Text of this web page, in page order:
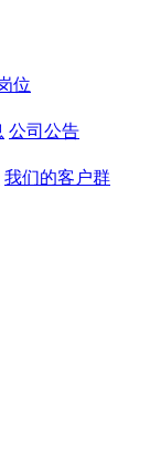
位
公司公告
我们的客户群